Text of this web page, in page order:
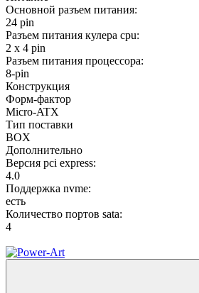
Основной разъем питания:
24 pin
Разъем питания кулера cpu:
2 x 4 pin
Разъем питания процессора:
8-pin
Конструкция
Форм-фактор
Micro-ATX
Тип поставки
BOX
Дополнительно
Версия pci express:
4.0
Поддержка nvme:
есть
Количество портов sata:
4